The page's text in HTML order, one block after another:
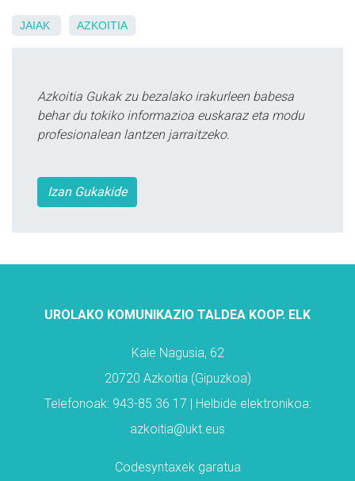
JAIAK AZKOITIA
Azkoitia Gukak zu bezalako irakurleen babesa
behar du tokiko informazioa euskaraz eta modu
profesionalean lantzen jarraitzeko.
Izan Gukakide
UROLAKO KOMUNIKAZIO TALDEA KOOP. ELK
Kale Nagusia, 62
20720 Azkoitia (Gipuzkoa)
Telefonoak: 943-85 36 17 | Helbide elektronikoa:
azkoitia@ukt.eus
Codesyntaxek garatua